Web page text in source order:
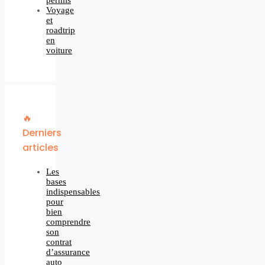
Voyage
et
roadtrip
en
voiture
🔥
Derniers
articles
Les
bases
indispensables
pour
bien
comprendre
son
contrat
d’assurance
auto